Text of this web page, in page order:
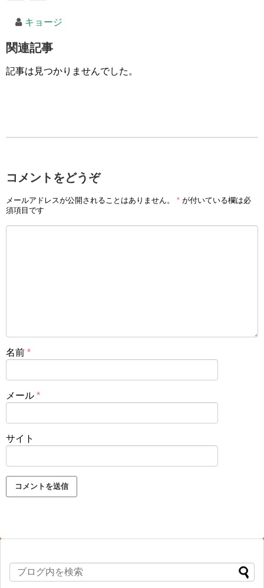
キョージ
関連記事
記事は見つかりませんでした。
コメントをどうぞ
メールアドレスが公開されることはありません。 * が付いている欄は必
須項目です
名前 *
メール *
サイト